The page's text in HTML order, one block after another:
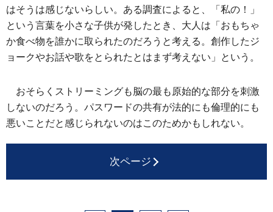
はそうは感じないらしい。ある調査によると、「私の！」
という言葉を小さな子供が発したとき、大人は「おもちゃ
か食べ物を誰かに取られたのだろうと考える。創作したジ
ョークやお話や歌をとられたとはまず考えない」という。
おそらくストリーミングも脳の最も原始的な部分を刺激
しないのだろう。パスワードの共有が法的にも倫理的にも
悪いことだと感じられないのはこのためかもしれない。
次ページ